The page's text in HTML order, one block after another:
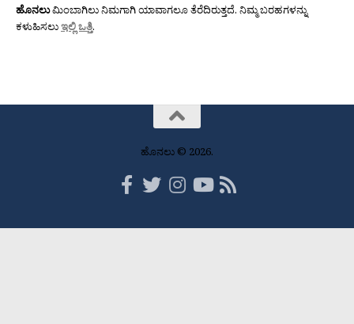
ಹೊನಲುಮಿಂಬಾಗಿಲು ನಿಮಗಾಗಿ ಯಾವಾಗಲೂ ತೆರೆದಿರುತ್ತದೆ. ನಿಮ್ಮ ಬರಹಗಳನ್ನು
ಕಳುಹಿಸಲುಇಲ್ಲಿ ಒತ್ತಿ.
ಹೊನಲು © 2026.